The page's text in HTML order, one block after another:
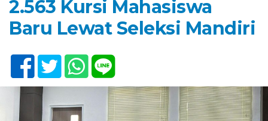
2.563 Kursi Mahasiswa
Baru Lewat Seleksi Mandiri